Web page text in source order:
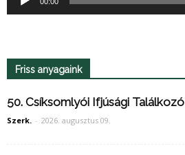
Friss anyagaink
50. Csíksomlyói Ifjúsági Találkozó
Szerk. - 2026. augusztus 09.